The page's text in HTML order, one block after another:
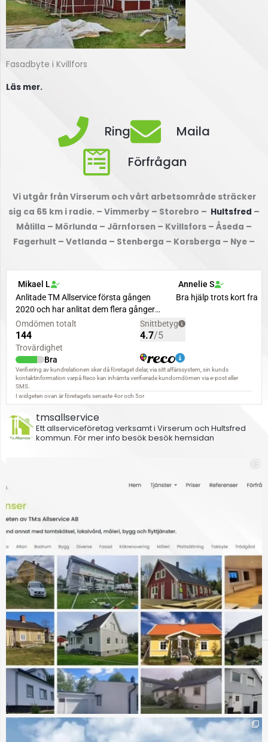
Fasadbyte i Kvillfors
Läs mer.
Ring
Maila
Förfrågan
Vi utgår från Virserum och vårt arbetsområde sträcker
sig ca 65 km i radie. – Vimmerby – Storebro – Hultsfred –
Målilla – Mörlunda – Järnforsen – Kvillsfors – Åseda –
Fagerhult – Vetlanda – Stenberga – Korsberga – Nye –
tmsallservice
Ett allserviceföretag verksamt i Virserum och Hultsfred
kommun. För mer info besök besök hemsidan